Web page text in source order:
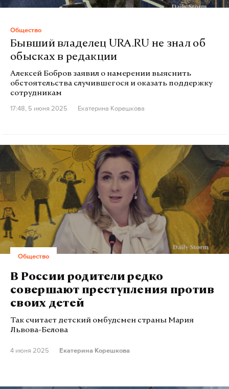
Общество
Бывший владелец URA.RU не знал об
обысках в редакции
Алексей Бобров заявил о намерении выяснить
обстоятельства случившегося и оказать поддержку
сотрудникам
17:48, 5 июня 2025
Екатерина Корешкова
Общество
В России родители редко
совершают преступления против
своих детей
Так считает детский омбудсмен страны Мария
Львова-Белова
4 июня 2025 Екатерина Корешкова